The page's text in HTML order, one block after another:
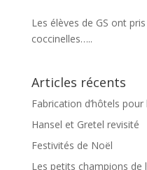
Les élèves de GS ont
coccinelles…..
Articles récents
Fabrication d’hôtels
Hansel et Gretel revisité
Festivités de Noël
Les petits champions de